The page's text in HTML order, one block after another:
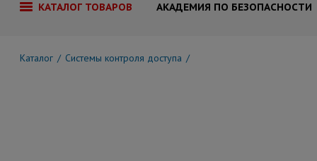
КАТАЛОГ ТОВАРОВ АКАДЕМИЯ ПО БЕЗОПАСНОСТИ
Каталог Системы контроля доступа